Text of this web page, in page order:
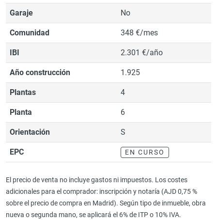
Garaje No
Comunidad 348 €/mes
IBI 2.301 €/año
Año construcción 1.925
Plantas 4
Planta 6
Orientación S
EPC EN CURSO
El precio de venta no incluye gastos ni impuestos. Los costes
adicionales para el comprador: inscripción y notaría (AJD 0,75 %
sobre el precio de compra en Madrid). Según tipo de inmueble, obra
nueva o segunda mano, se aplicará el 6% de ITP o 10% IVA.